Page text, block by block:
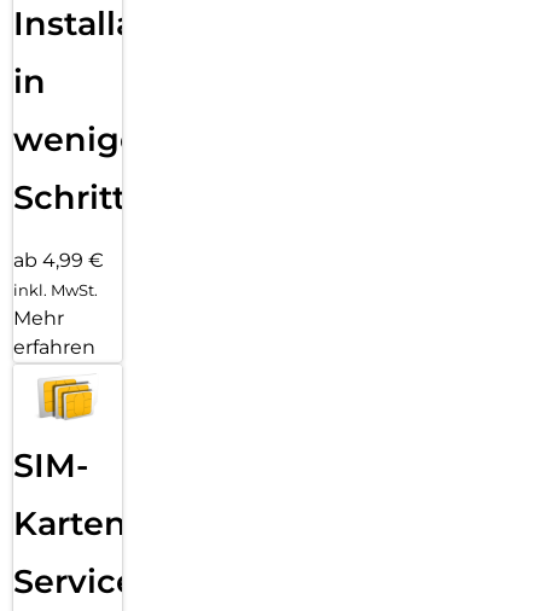
Installation
in
wenigen
Schritten
ab 4,99 €
inkl. MwSt.
Mehr
erfahren
SIM-
Karten
Service: